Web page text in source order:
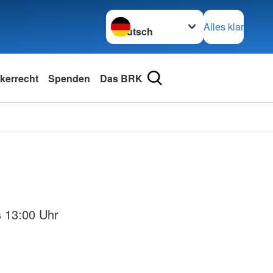
Sprache wechseln zu
Alles klar
Spenden Das BRK
13:00 Uhr